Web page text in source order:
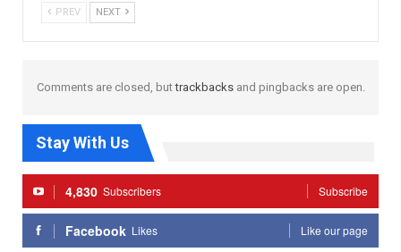
PREV NEXT
Comments are closed, buttrackbacksand pingbacks are open.
Stay With Us
4,830 Subscribers Subscribe
Facebook Likes Like our page